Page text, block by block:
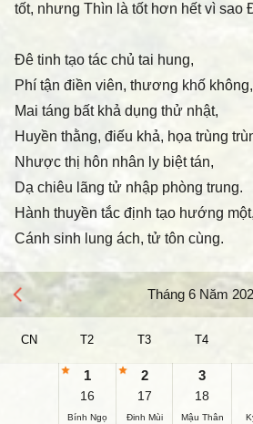
tốt, nhưng Thìn là tốt hơn hết vì sao
Đê tinh tạo tác chủ tai hung,
Phí tận điền viên, thương khố không,
Mai táng bất khả dụng thử nhật,
Huyền thằng, điếu khả, họa trùng
Nhược thị hôn nhân ly biệt tán,
Dạ chiêu lãng tử nhập phòng trung.
Hành thuyền tắc định tạo hướng một,
Cánh sinh lung ách, tử tôn cùng.
Tháng 6 Năm
CN T2 T3 T4
1
16
Bính Ngọ
2
17
Đinh Mùi
3
18
Mậu Thân